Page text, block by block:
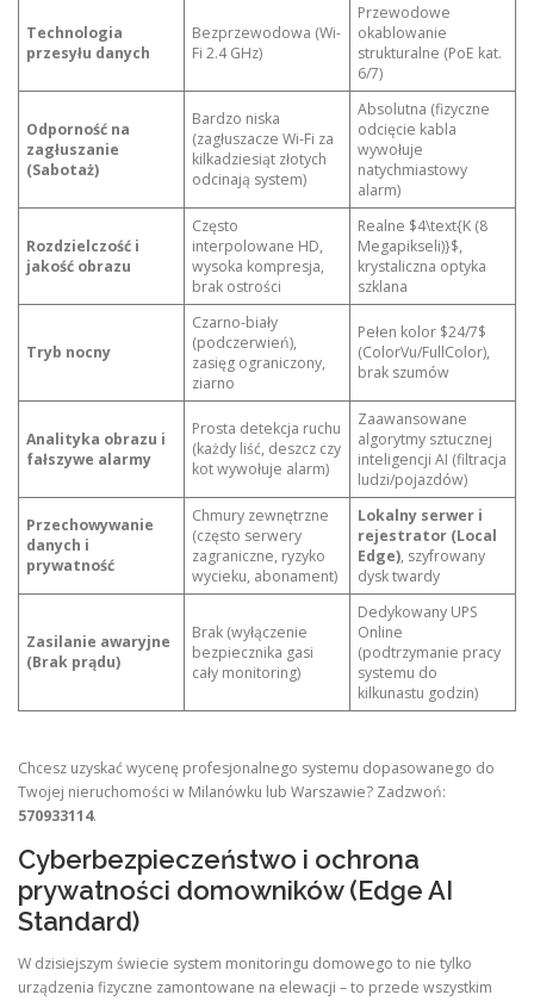
Technologia
przesyłu danych
Bezprzewodowa (Wi-
Fi 2.4 GHz)
Przewodowe
okablowanie
strukturalne (PoE kat.
6/7)
Odporność na
zagłuszanie
(Sabotaż)
Bardzo niska
(zagłuszacze Wi-Fi za
kilkadziesiąt złotych
odcinają system)
Absolutna (fizyczne
odcięcie kabla
wywołuje
natychmiastowy
alarm)
Rozdzielczość i
jakość obrazu
Często
interpolowane HD,
wysoka kompresja,
brak ostrości
Realne $4\text{K (8
Megapikseli)}$,
krystaliczna optyka
szklana
Tryb nocny
Czarno-biały
(podczerwień),
zasięg ograniczony,
ziarno
Pełen kolor $24/7$
(ColorVu/FullColor),
brak szumów
Analityka obrazu i
fałszywe alarmy
Prosta detekcja ruchu
(każdy liść, deszcz czy
kot wywołuje alarm)
Zaawansowane
algorytmy sztucznej
inteligencji AI (filtracja
ludzi/pojazdów)
Przechowywanie
danych i
prywatność
Chmury zewnętrzne
(często serwery
zagraniczne, ryzyko
wycieku, abonament)
Lokalny serwer i
rejestrator (Local
Edge), szyfrowany
dysk twardy
Zasilanie awaryjne
(Brak prądu)
Brak (wyłączenie
bezpiecznika gasi
cały monitoring)
Dedykowany UPS
Online
(podtrzymanie pracy
systemu do
kilkunastu godzin)
Chcesz uzyskać wycenę profesjonalnego systemu dopasowanego do
Twojej nieruchomości w Milanówku lub Warszawie? Zadzwoń:
570933114.
Cyberbezpieczeństwo i ochrona
prywatności domowników (Edge AI
Standard)
W dzisiejszym świecie system monitoringu domowego to nie tylko
urządzenia fizyczne zamontowane na elewacji – to przede wszystkim